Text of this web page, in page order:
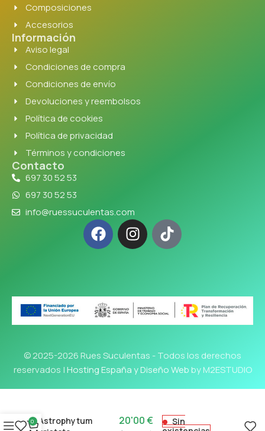
Composiciones
Accesorios
Información
Aviso legal
Condiciones de compra
Condiciones de envío
Devoluciones y reembolsos
Política de cookies
Política de privacidad
Términos y condiciones
Contacto
697 30 52 53
697 30 52 53
info@ruessuculentas.com
© 2025-2026 Rues Suculentas - Todos los derechos
reservados |Hosting España y Diseño Webby M2ESTUDIO
Astrophytum
20'00€
Sin
0